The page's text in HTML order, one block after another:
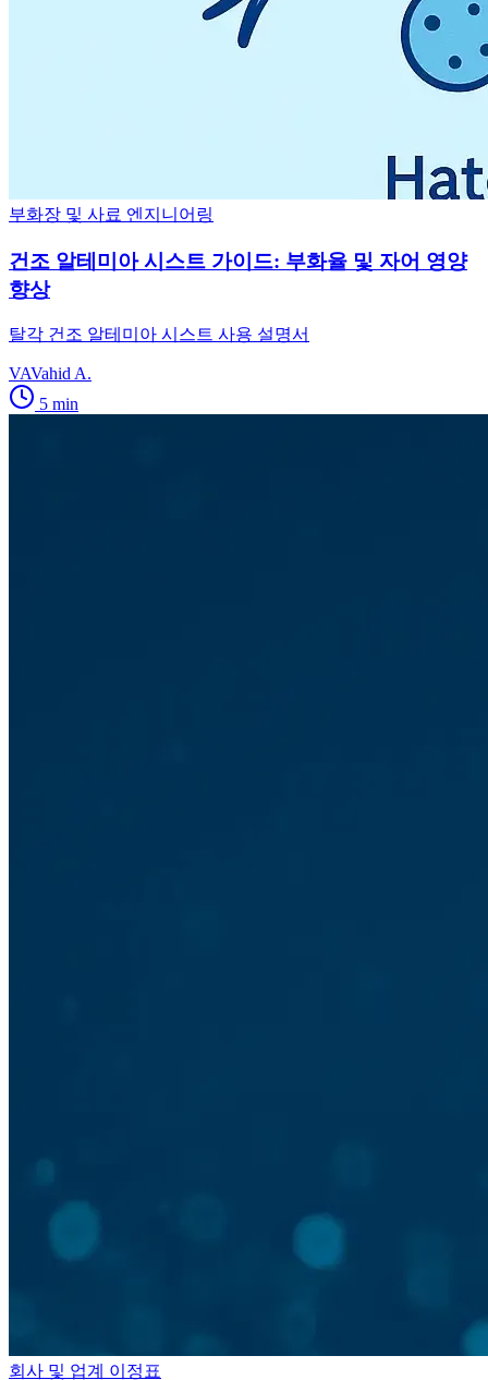
부화장 및 사료 엔지니어링
건조 알테미아 시스트 가이드: 부화율 및 자어 영양
향상
탈각 건조 알테미아 시스트 사용 설명서
VAVahid A.
5 min
회사 및 업계 이정표